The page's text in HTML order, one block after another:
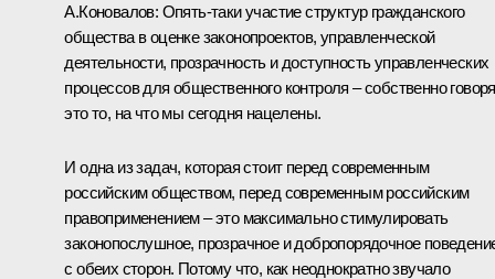
А.Коновалов: Опять‑таки участие структур гражданского
общества в оценке законопроектов, управленческой
деятельности, прозрачность и доступность управленческих
процессов для общественного контроля – собственно
это то, на что мы сегодня нацелены.
И одна из задач, которая стоит перед современным
российским обществом, перед современным российским
правоприменением – это максимально стимулировать
законопослушное, прозрачное и добропорядочное
с обеих сторон. Потому что, как неоднократно звучало